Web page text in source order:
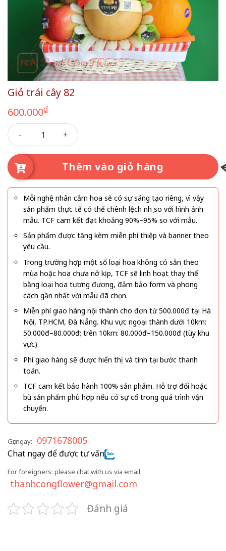
Giỏ trái cây 82
600.000₫
Giỏ trái cây 82 số lượng
Thêm vào giỏ hàng
Mỗi nghệ nhân cắm hoa sẽ có sự sáng tạo riêng, vì vậy
sản phẩm thực tế có thể chênh lệch nhẹ so với hình ảnh
mẫu. TCF cam kết đạt khoảng 90%–95% so với mẫu.
Sản phẩm được tặng kèm miễn phí thiệp và banner theo
yêu cầu.
Trong trường hợp một số loại hoa không có sẵn theo
mùa hoặc hoa chưa nở kịp, TCF sẽ linh hoạt thay thế
bằng loại hoa tương đương, đảm bảo form và phong
cách gần nhất với mẫu đã chọn.
Miễn phí giao hàng nội thành cho đơn từ 500.000đ tại Hà
Nội, TP.HCM, Đà Nẵng. Khu vực ngoại thành dưới 10km:
50.000đ–80.000đ; trên 10km: 80.000đ–150.000đ (tùy khu
vực).
Phí giao hàng sẽ được hiển thị và tính tại bước thanh
toán.
TCF cam kết bảo hành 100% sản phẩm. Hỗ trợ đổi hoặc
bù sản phẩm phù hợp nếu có sự cố trong quá trình vận
chuyển.
Gọi ngay: 0971678005
Chat ngay để được tư vấn
For foreigners: please chat with us via email:
thanhcongflower@gmail.com
Đánh giá